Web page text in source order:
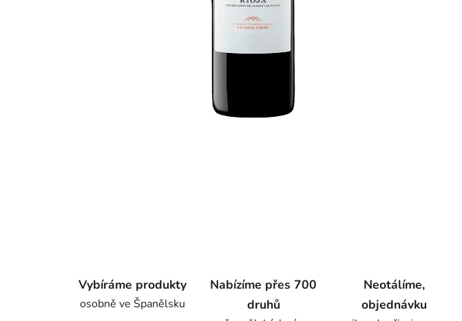
Vybíráme produkty
osobně ve Španělsku
Nabízíme přes 700
druhů
Neotálíme,
objednávku